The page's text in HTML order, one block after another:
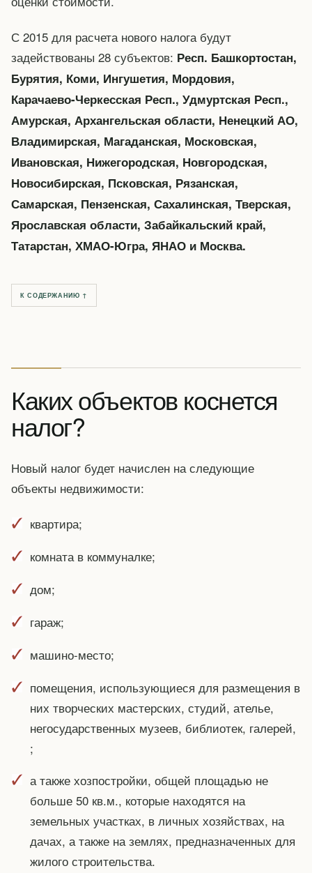
С 2015 для расчета нового налога будут
задействованы 28 субъектов: Респ. Башкортостан,
Бурятия, Коми, Ингушетия, Мордовия,
Карачаево-Черкесская Респ., Удмуртская Респ.,
Амурская, Архангельская области, Ненецкий АО,
Владимирская, Магаданская, Московская,
Ивановская, Нижегородская, Новгородская,
Новосибирская, Псковская, Рязанская,
Самарская, Пензенская, Сахалинская, Тверская,
Ярославская области, Забайкальский край,
Татарстан, ХМАО-Югра, ЯНАО и Москва.
К СОДЕРЖАНИЮ ↑
Каких объектов коснется
налог?
Новый налог будет начислен на следующие
объекты недвижимости:
квартира;
комната в коммуналке;
дом;
гараж;
машино-место;
помещения, использующиеся для размещения в
них творческих мастерских, студий, ателье,
негосударственных музеев, библиотек, галерей,
;
а также хозпостройки, общей площадью не
больше 50 кв.м., которые находятся на
земельных участках, в личных хозяйствах, на
дачах, а также на землях, предназначенных для
жилого строительства.